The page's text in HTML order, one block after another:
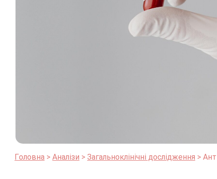
Головна Аналізи Загальноклінічні дослідження